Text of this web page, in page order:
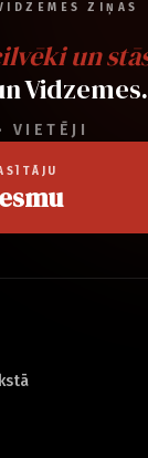
ZIŅAS
un
Vidzemes.
VIETĒJI